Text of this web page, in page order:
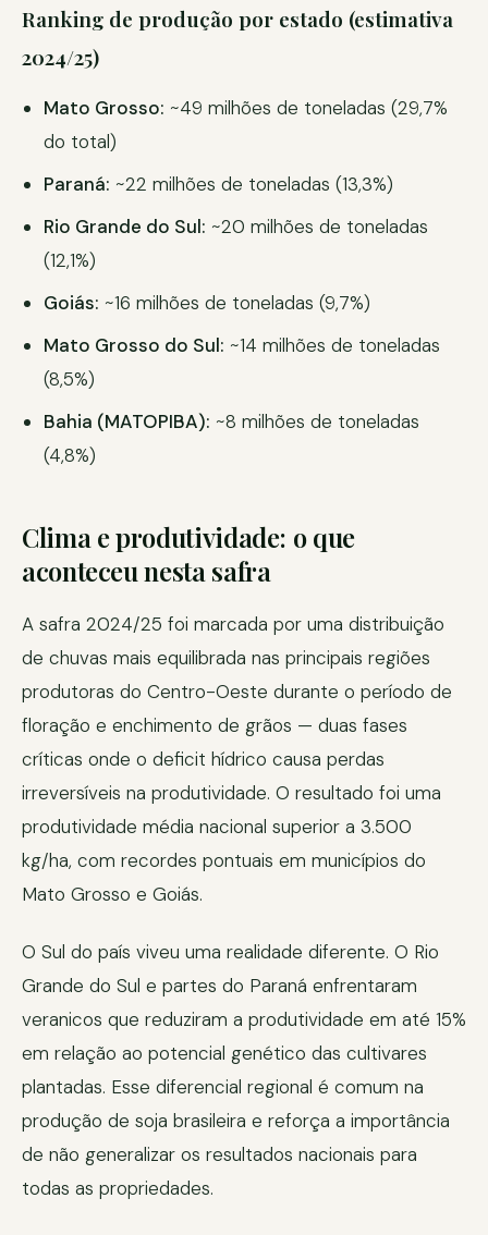
Ranking de produção por estado (estimativa
2024/25)
Mato Grosso: ~49 milhões de toneladas (29,7%
do total)
Paraná: ~22 milhões de toneladas (13,3%)
Rio Grande do Sul: ~20 milhões de toneladas
(12,1%)
Goiás: ~16 milhões de toneladas (9,7%)
Mato Grosso do Sul: ~14 milhões de toneladas
(8,5%)
Bahia (MATOPIBA): ~8 milhões de toneladas
(4,8%)
Clima e produtividade: o que
aconteceu nesta safra
A safra 2024/25 foi marcada por uma distribuição
de chuvas mais equilibrada nas principais regiões
produtoras do Centro-Oeste durante o período de
floração e enchimento de grãos — duas fases
críticas onde o deficit hídrico causa perdas
irreversíveis na produtividade. O resultado foi uma
produtividade média nacional superior a 3.500
kg/ha, com recordes pontuais em municípios do
Mato Grosso e Goiás.
O Sul do país viveu uma realidade diferente. O Rio
Grande do Sul e partes do Paraná enfrentaram
veranicos que reduziram a produtividade em até 15%
em relação ao potencial genético das cultivares
plantadas. Esse diferencial regional é comum na
produção de soja brasileira e reforça a importância
de não generalizar os resultados nacionais para
todas as propriedades.